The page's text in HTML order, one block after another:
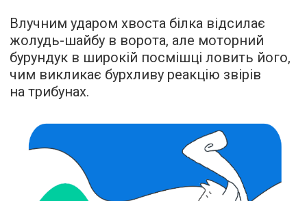
Влучним ударом хвоста білка відсилає
жолудь-шайбу в ворота, але моторний
бурундук в широкій посмішці ловить його,
чим викликає бурхливу реакцію звірів
на трибунах.